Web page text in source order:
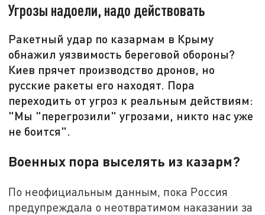
Угрозы надоели, надо действовать
Ракетный удар по казармам в Крыму
обнажил уязвимость береговой обороны?
Киев прячет производство дронов, но
русские ракеты его находят. Пора
переходить от угроз к реальным действиям:
"Мы "перегрозили" угрозами, никто нас уже
не боится".
Военных пора выселять из казарм?
По неофициальным данным, пока Россия
предупреждала о неотвратимом наказании за